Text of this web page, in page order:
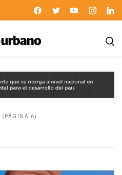
(PÁGINA 6)